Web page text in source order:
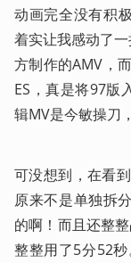
动画完全没有积
着实让我感动了
方制作的AMV，
ES，真是将97版
辑MV是今敏操刀
可没想到，在看
原来不是单独拆
的啊！而且还整
整整用了5分52